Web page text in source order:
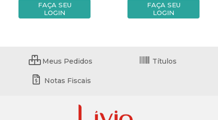
FAÇA SEU
LOGIN
FAÇA SEU
LOGIN
Meus Pedidos Títulos
Notas Fiscais